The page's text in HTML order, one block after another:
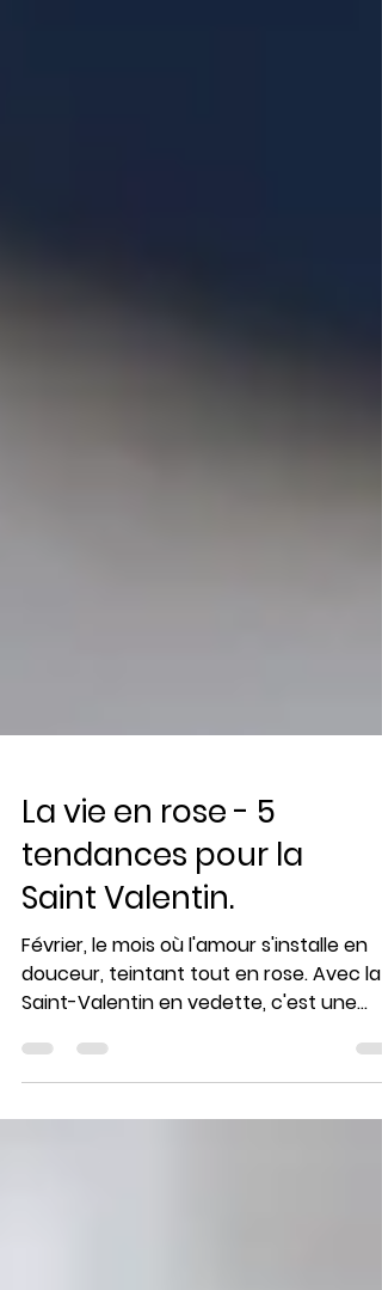
La vie en rose - 5
tendances pour la
Saint Valentin.
Février, le mois où l'amour s'installe en
douceur, teintant tout en rose. Avec la
Saint-Valentin en vedette, c'est une